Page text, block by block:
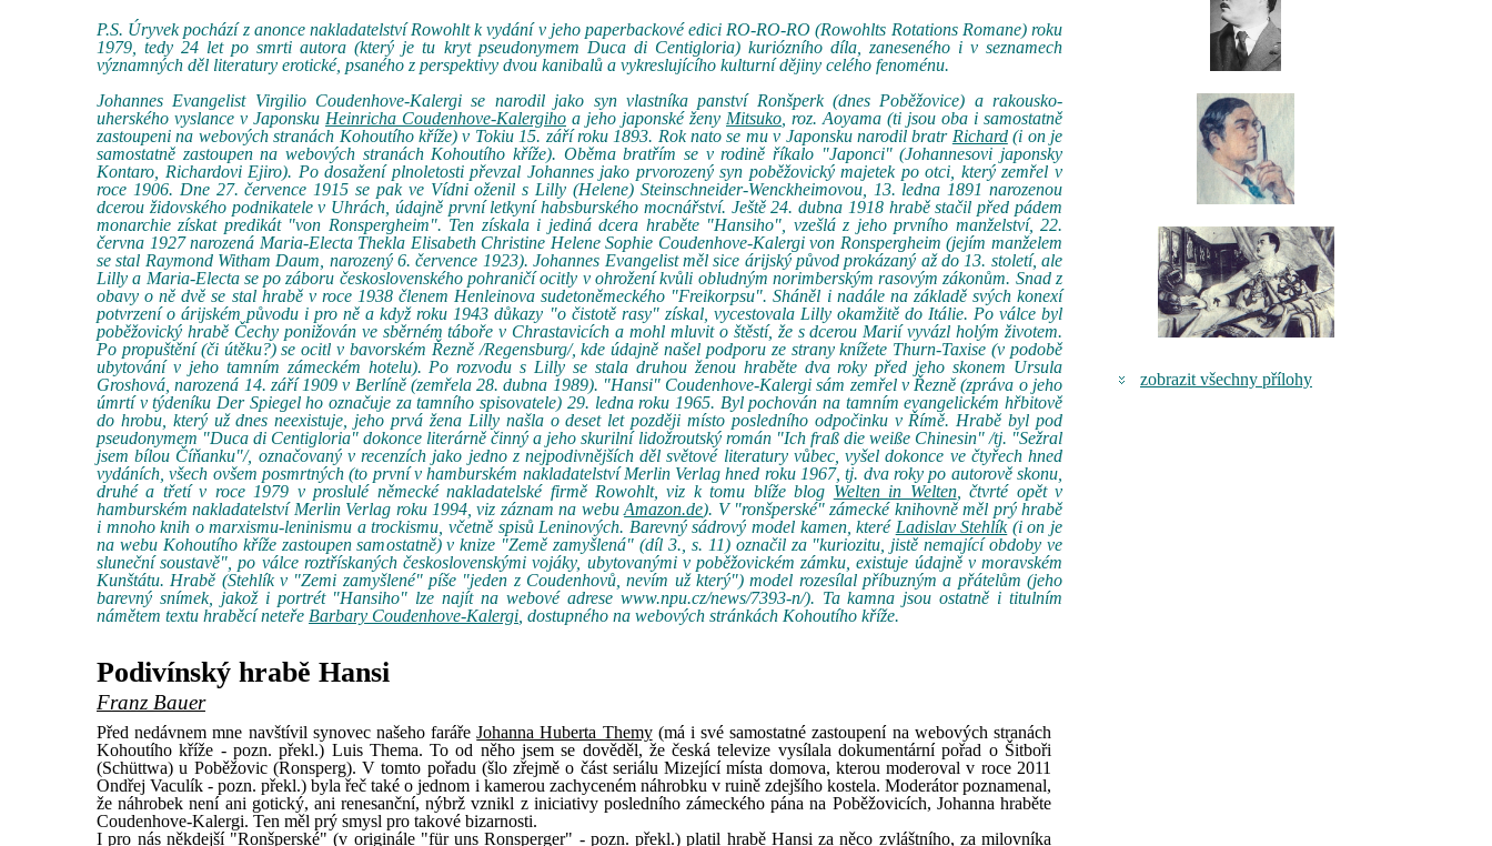
P.S. Úryvek pochází z anonce nakladatelství Rowohlt k vydání v jeho paperbackové edici RO-RO-RO (Rowohlts Rotations Romane) roku
1979, tedy 24 let po smrti autora (který je tu kryt pseudonymem Duca di Centigloria) kuriózního díla, zaneseného i v seznamech
významných děl literatury erotické, psaného z perspektivy dvou kanibalů a vykreslujícího kulturní dějiny celého fenoménu.
Johannes Evangelist Virgilio Coudenhove-Kalergi se narodil jako syn vlastníka panství Ronšperk (dnes Poběžovice) a rakousko-
uherského vyslance v Japonsku Heinricha Coudenhove-Kalergiho a jeho japonské ženy Mitsuko , roz. Aoyama (ti jsou oba i samostatně
zastoupeni na webových stranách Kohoutího kříže) v Tokiu 15. září roku 1893. Rok nato se mu v Japonsku narodil bratr Richard(i on je
samostatně zastoupen na webových stranách Kohoutího kříže). Oběma bratřím se v rodině říkalo "Japonci" (Johannesovi japonsky
Kontaro, Richardovi Ejiro). Po dosažení plnoletosti převzal Johannes jako prvorozený syn poběžovický majetek po otci, který zemřel v
roce 1906. Dne 27. července 1915 se pak ve Vídni oženil s Lilly (Helene) Steinschneider-Wenckheimovou, 13. ledna 1891 narozenou
dcerou židovského podnikatele v Uhrách, údajně první letkyní habsburského mocnářství. Ještě 24. dubna 1918 hrabě stačil před pádem
monarchie získat predikát "von Ronspergheim". Ten získala i jediná dcera hraběte "Hansiho", vzešlá z jeho prvního manželství, 22.
června 1927 narozená Maria-Electa Thekla Elisabeth Christine Helene Sophie Coudenhove-Kalergi von Ronspergheim (jejím manželem
se stal Raymond Witham Daum, narozený 6. července 1923). Johannes Evangelist měl sice árijský původ prokázaný až do 13. století, ale
Lilly a Maria-Electa se po záboru československého pohraničí ocitly v ohrožení kvůli obludným norimberským rasovým zákonům. Snad z
obavy o ně dvě se stal hrabě v roce 1938 členem Henleinova sudetoněmeckého "Freikorpsu". Sháněl i nadále na základě svých konexí
potvrzení o árijském původu i pro ně a když roku 1943 důkazy "o čistotě rasy" získal, vycestovala Lilly okamžitě do Itálie. Po válce byl
poběžovický hrabě Čechy ponižován ve sběrném táboře v Chrastavicích a mohl mluvit o štěstí, že s dcerou Marií vyvázl holým životem.
Po propuštění (či útěku?) se ocitl v bavorském Řezně /Regensburg/, kde údajně našel podporu ze strany knížete Thurn-Taxise (v podobě
ubytování v jeho tamním zámeckém hotelu). Po rozvodu s Lilly se stala druhou ženou hraběte dva roky před jeho skonem Ursula
Groshová, narozená 14. září 1909 v Berlíně (zemřela 28. dubna 1989). "Hansi" Coudenhove-Kalergi sám zemřel v Řezně (zpráva o jeho
úmrtí v týdeníku Der Spiegel ho označuje za tamního spisovatele) 29. ledna roku 1965. Byl pochován na tamním evangelickém hřbitově
do hrobu, který už dnes neexistuje, jeho prvá žena Lilly našla o deset let později místo posledního odpočinku v Římě. Hrabě byl pod
pseudonymem "Duca di Centigloria" dokonce literárně činný a jeho skurilní lidožroutský román "Ich fraß die weiße Chinesin" /tj. "Sežral
jsem bílou Číňanku"/, označovaný v recenzích jako jedno z nejpodivnějších děl světové literatury vůbec, vyšel dokonce ve čtyřech hned
vydáních, všech ovšem posmrtných (to první v hamburském nakladatelství Merlin Verlag hned roku 1967, tj. dva roky po autorově skonu,
druhé a třetí v roce 1979 v proslulé německé nakladatelské firmě Rowohlt, viz k tomu blíže blog Welten in Welten, čtvrté opět v
hamburském nakladatelství Merlin Verlag roku 1994, viz záznam na webuAmazon.de). V "ronšperské" zámecké knihovně měl prý hrabě
i mnoho knih o marxismu-leninismu a trockismu, včetně spisů Leninových. Barevný sádrový model kamen, které Ladislav Stehlík(i on je
na webu Kohoutího kříže zastoupen samostatně) v knize "Země zamyšlená" (díl 3., s. 11) označil za "kuriozitu, jistě nemající obdoby ve
sluneční soustavě", po válce roztřískaných československými vojáky, ubytovanými v poběžovickém zámku, existuje údajně v moravském
Kunštátu. Hrabě (Stehlík v "Zemi zamyšlené" píše "jeden z Coudenhovů, nevím už který") model rozesílal příbuzným a přátelům (jeho
barevný snímek, jakož i portrét "Hansiho" lze najít na webové adrese www.npu.cz/news/7393-n/). Ta kamna jsou ostatně i titulním
námětem textu hraběcí neteře Barbary Coudenhove-Kalergi , dostupného na webových stránkách Kohoutího kříže.
Podivínský hrabě Hansi
Franz Bauer
Před nedávnem mne navštívil synovec našeho farářeJohanna Huberta Themy(má i své samostatné zastoupení na webových stranách
Kohoutího kříže - pozn. překl.) Luis Thema. To od něho jsem se dověděl, že česká televize vysílala dokumentární pořad o Šitboři
(Schüttwa) u Poběžovic (Ronsperg). V tomto pořadu (šlo zřejmě o část seriálu Mizející místa domova, kterou moderoval v roce 2011
Ondřej Vaculík - pozn. překl.) byla řeč také o jednom i kamerou zachyceném náhrobku v ruině zdejšího kostela. Moderátor poznamenal,
že náhrobek není ani gotický, ani renesanční, nýbrž vznikl z iniciativy posledního zámeckého pána na Poběžovicích, Johanna hraběte
Coudenhove-Kalergi. Ten měl prý smysl pro takové bizarnosti.
I pro nás někdejší "Ronšperské" (v originále "für uns Ronsperger" - pozn. překl.) platil hrabě Hansi za něco zvláštního, za milovníka
zobrazit všechny přílohy